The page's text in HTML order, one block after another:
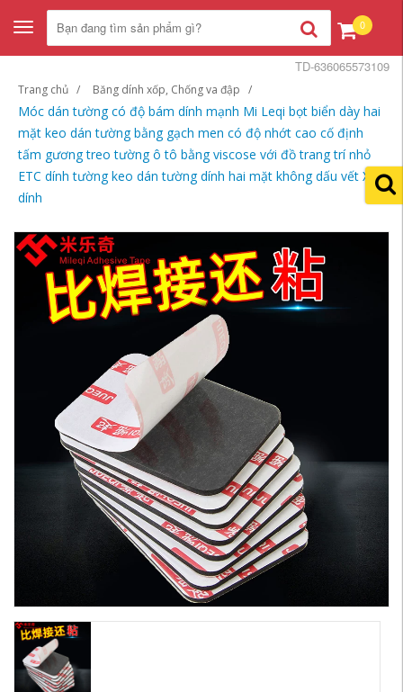
Toggle
navigation
0
Trang chủ Băng dính xốp, Chống va đập
Móc dán tường có độ bám dính mạnh Mi Leqi bọt biển dày hai
mặt keo dán tường bằng gạch men có độ nhớt cao cố định
tấm gương treo tường ô tô bằng viscose với đồ trang trí nhỏ
ETC dính tường keo dán tường dính hai mặt không dấu vết Xốp
dính
TD-636065573109